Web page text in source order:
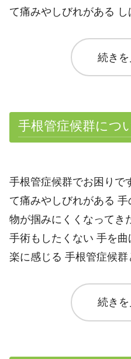
て痛みやしびれがある
続きを
手根管症候群につ
手根管症候群でお困りで
て痛みやしびれがある
物が掴みにくくなってき
手術もしたくない 手を
楽に感じる 手根管症候
続きを